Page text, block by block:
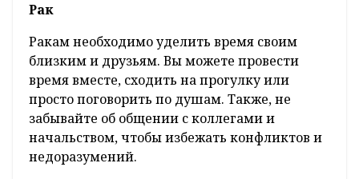
Рак
Ракам необходимо уделить время своим
близким и друзьям. Вы можете провести
время вместе, сходить на прогулку или
просто поговорить по душам. Также, не
забывайте об общении с коллегами и
начальством, чтобы избежать конфликтов и
недоразумений.